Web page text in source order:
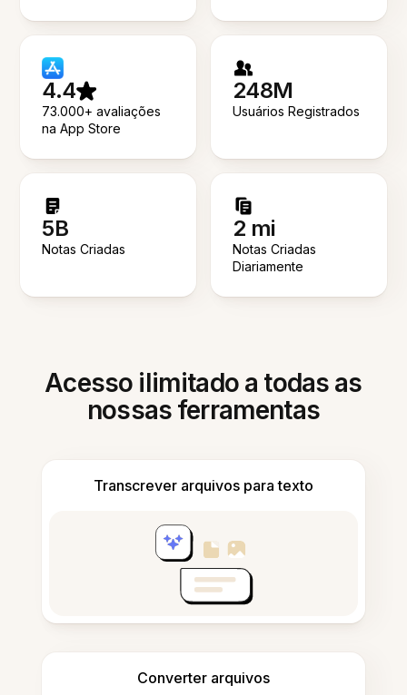
4.4
73.000+ avaliações
na App Store
248M
Usuários Registrados
5B
Notas Criadas
2 mi
Notas Criadas
Diariamente
Acesso ilimitado a todas as
nossas ferramentas
Transcrever arquivos para texto
Converter arquivos